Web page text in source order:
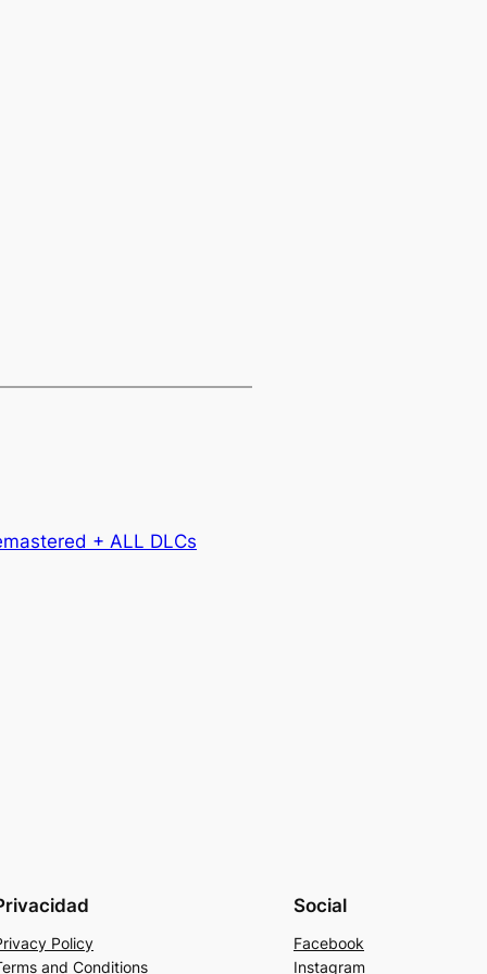
+ ALL DLCs
Policy
and Conditions
Social
Facebook
Instagram